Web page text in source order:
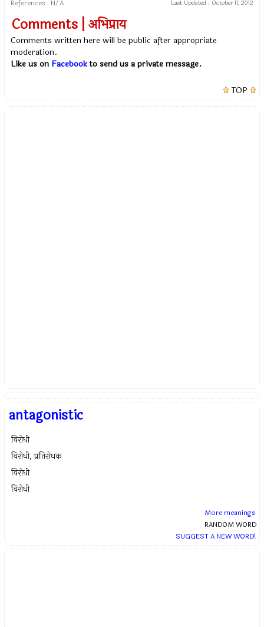
References : N/A Last Updated : October 11, 2012
Comments | अभिप्राय
Comments written here will be public after appropriate
moderation.
Like us on Facebookto send us a private message.
TOP
antagonistic
विरोधी
विरोधी, प्रतिरोधक
विरोधी
विरोधी
More meanings
RANDOM WORD
SUGGEST A NEW WORD!